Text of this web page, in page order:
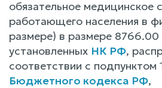
обязательное медицинское
работающего населения в
размере) в размере 8766.00
установленных НК РФ,
соответствии с подпунктом
Бюджетного кодекса РФ,